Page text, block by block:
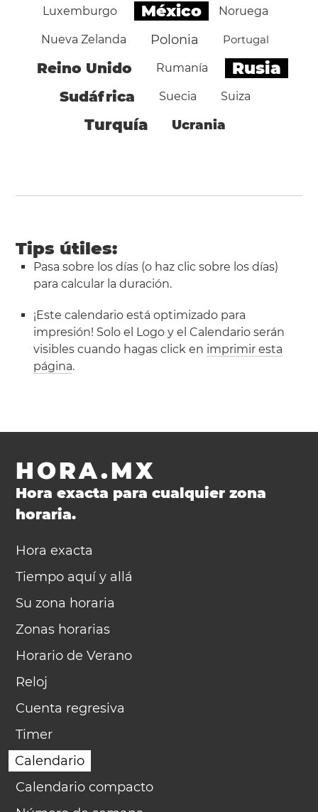
Luxemburgo México Noruega
Nueva Zelanda Polonia Portugal
Reino Unido Rumanía Rusia
Sudáfrica Suecia Suiza
Turquía Ucrania
Tips útiles:
Pasa sobre los días (o haz clic sobre los días)
para calcular la duración.
¡Este calendario está optimizado para
impresión! Solo el Logo y el Calendario serán
visibles cuando hagas click en imprimir esta
página.
HORA.MX
Hora exacta para cualquier zona
horaria.
Hora exacta
Tiempo aquí y allá
Su zona horaria
Zonas horarias
Horario de Verano
Reloj
Cuenta regresiva
Timer
Calendario
Calendario compacto